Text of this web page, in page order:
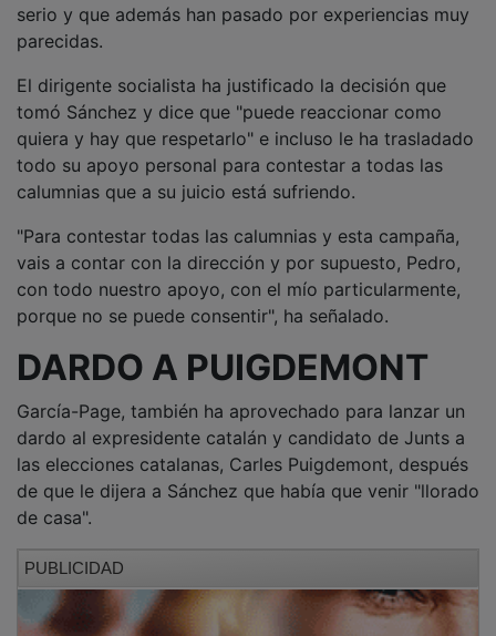
serio y que además han pasado por experiencias muy
parecidas.
El dirigente socialista ha justificado la decisión que
tomó Sánchez y dice que "puede reaccionar como
quiera y hay que respetarlo" e incluso le ha trasladado
todo su apoyo personal para contestar a todas las
calumnias que a su juicio está sufriendo.
"Para contestar todas las calumnias y esta campaña,
vais a contar con la dirección y por supuesto, Pedro,
con todo nuestro apoyo, con el mío particularmente,
porque no se puede consentir", ha señalado.
DARDO A PUIGDEMONT
García-Page, también ha aprovechado para lanzar un
dardo al expresidente catalán y candidato de Junts a
las elecciones catalanas, Carles Puigdemont, después
de que le dijera a Sánchez que había que venir "llorado
de casa".
PUBLICIDAD